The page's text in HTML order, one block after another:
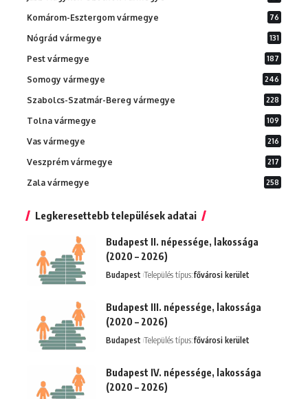
Komárom-Esztergom vármegye 76
Nógrád vármegye 131
Pest vármegye 187
Somogy vármegye 246
Szabolcs-Szatmár-Bereg vármegye 228
Tolna vármegye 109
Vas vármegye 216
Veszprém vármegye 217
Zala vármegye 258
Legkeresettebb települések adatai
Budapest II. népessége, lakossága
(2020 – 2026)
Budapest Település típus:fővárosi kerület
Budapest III. népessége, lakossága
(2020 – 2026)
Budapest Település típus:fővárosi kerület
Budapest IV. népessége, lakossága
(2020 – 2026)